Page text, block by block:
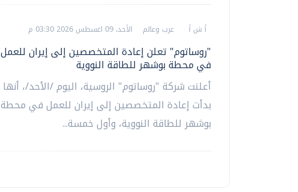
أ ش أ عرب وعالم الأحد، 09 اغسطس 2026 03:30 م
"روساتوم" تعلن إعادة المتخصصين إلى إيران للعمل
في محطة بوشهر للطاقة النووية
أعلنت شركة "روساتوم" الروسية، اليوم /الأحد/، أنها
بدأت إعادة المتخصصين إلى إيران للعمل في محطة
بوشهر للطاقة النووية، وأول خمسة...